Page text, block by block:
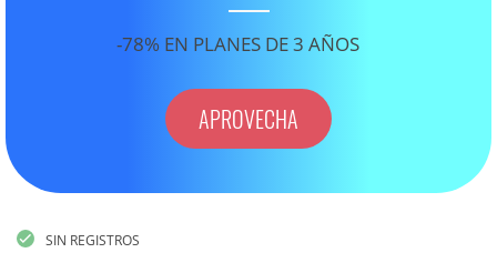
-78% EN PLANES DE 3 AÑOS
APROVECHA
SIN REGISTROS